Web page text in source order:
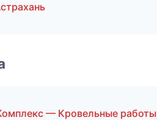
— Кровельные работы